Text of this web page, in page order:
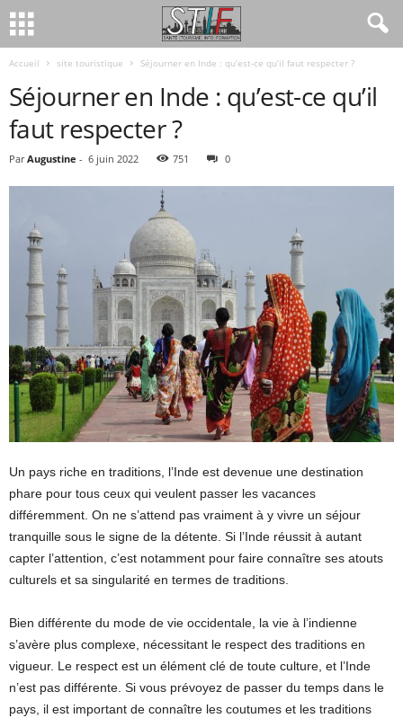
Accueil site touristique Séjourner en Inde : qu’est-ce qu’il faut respecter ?
Séjourner en Inde : qu’est-ce qu’il
faut respecter ?
Par Augustine - 6 juin 2022 751 0
Un pays riche en traditions, l’Inde est devenue une destination
phare pour tous ceux qui veulent passer les vacances
différemment. On ne s’attend pas vraiment à y vivre un séjour
tranquille sous le signe de la détente. Si l’Inde réussit à autant
capter l’attention, c’est notamment pour faire connaître ses atouts
culturels et sa singularité en termes de traditions.
Bien différente du mode de vie occidentale, la vie à l’indienne
s’avère plus complexe, nécessitant le respect des traditions en
vigueur. Le respect est un élément clé de toute culture, et l’Inde
n’est pas différente. Si vous prévoyez de passer du temps dans le
pays, il est important de connaître les coutumes et les traditions